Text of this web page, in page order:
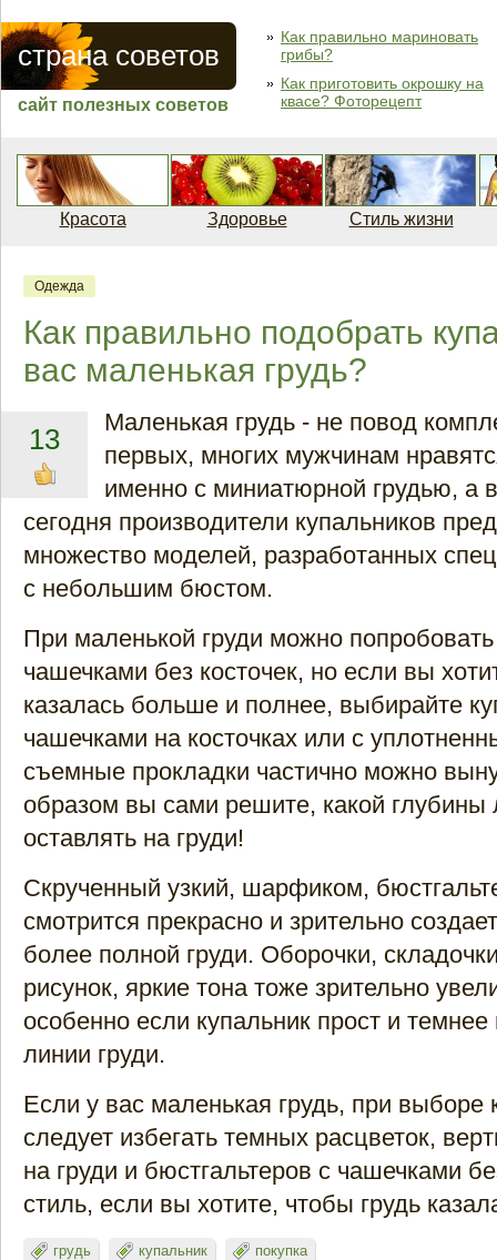
страна советов
сайт полезных советов
Как правильно мариновать
грибы?
Как приготовить окрошку на
квасе? Фоторецепт
Красота Здоровье Стиль жизни
Одежда
Как правильно подобрать
вас маленькая грудь?
13
Маленькая грудь - не повод
первых, многих мужчинам
именно с миниатюрной грудью, а
сегодня производители купальников
множество моделей, разработанных
с небольшим бюстом.
При маленькой груди можно попробовать
чашечками без косточек, но если вы
казалась больше и полнее, выбирайте
чашечками на косточках или с
съемные прокладки частично можно
образом вы сами решите, какой глубины
оставлять на груди!
Скрученный узкий, шарфиком,
смотрится прекрасно и зрительно
более полной груди. Оборочки,
рисунок, яркие тона тоже зрительно
особенно если купальник прост и
линии груди.
Если у вас маленькая грудь, при выборе
следует избегать темных расцветок,
на груди и бюстгальтеров с чашечками
стиль, если вы хотите, чтобы грудь
грудь купальник покупка